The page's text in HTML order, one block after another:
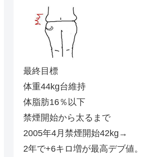
最終目標
体重44kg台維持
体脂肪16％以下
禁煙開始から太るまで
2005年4月禁煙開始42kg→
2年で+6キロ増が最高デブ値。